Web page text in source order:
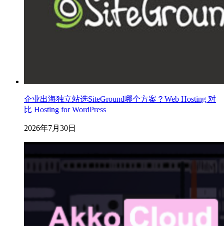
企业出海独立站选SiteGround哪个方案？Web Hosting 对
比 Hosting for WordPress
2026年7月30日